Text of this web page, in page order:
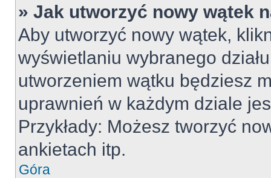
» Jak utworzyć nowy wątek
Aby utworzyć nowy wątek,
wyświetlaniu wybranego
utworzeniem wątku będziesz
uprawnień w każdym dziale
Przykłady: Możesz tworzyć
ankietach itp.
Góra